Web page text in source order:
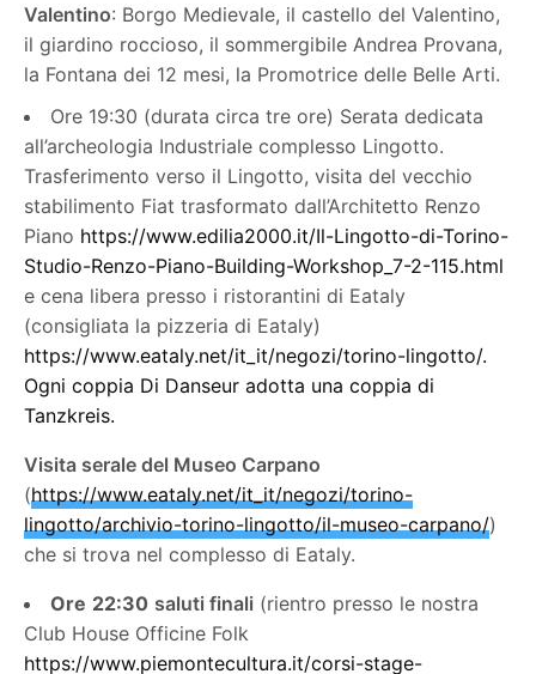
Valentino: Borgo Medievale, il castello del Valentino,
il giardino roccioso, il sommergibile Andrea Provana,
la Fontana dei 12 mesi, la Promotrice delle Belle Arti.
Ore 19:30 (durata circa tre ore) Serata dedicata
all’archeologia Industriale complesso Lingotto.
Trasferimento verso il Lingotto, visita del vecchio
stabilimento Fiat trasformato dall’Architetto Renzo
Piano https://www.edilia2000.it/Il-Lingotto-di-Torino-
Studio-Renzo-Piano-Building-Workshop_7-2-115.html
e cena libera presso i ristorantini di Eataly
(consigliata la pizzeria di Eataly)
https://www.eataly.net/it_it/negozi/torino-lingotto/.
Ogni coppia Di Danseur adotta una coppia di
Tanzkreis.
Visita serale del Museo Carpano
(https://www.eataly.net/it_it/negozi/torino-
lingotto/archivio-torino-lingotto/il-museo-carpano/)
che si trova nel complesso di Eataly.
Ore 22:30 saluti finali (rientro presso le nostra
Club House Officine Folk
https://www.piemontecultura.it/corsi-stage-